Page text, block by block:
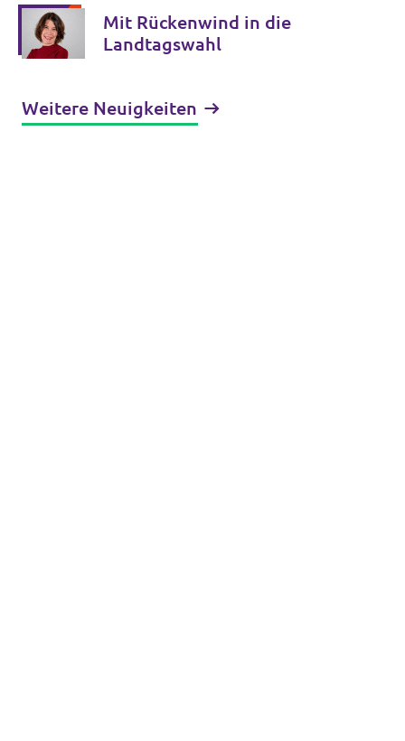
Prozent als Fundament für
die Zukunft
Mit Rückenwind in die
Landtagswahl
Weitere Neuigkeiten